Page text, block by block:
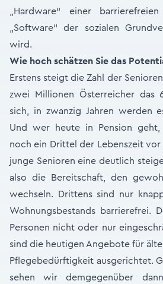
„Hardware“ einer
„Software“ der sozialen
wird.
Wie hoch schätzen Sie das
Erstens steigt die Zahl der
zwei Millionen Österreicher das
sich, in zwanzig Jahren werden
Und wer heute in Pension
noch ein Drittel der Lebenszeit vor
junge Senioren eine deutlich
also die Bereitschaft, den
wechseln. Drittens sind nur
Wohnungsbestands barrierefrei.
Personen nicht oder nur
sind die heutigen Angebote für
Pflegebedürftigkeit ausgerichtet.
sehen wir demgegenüber